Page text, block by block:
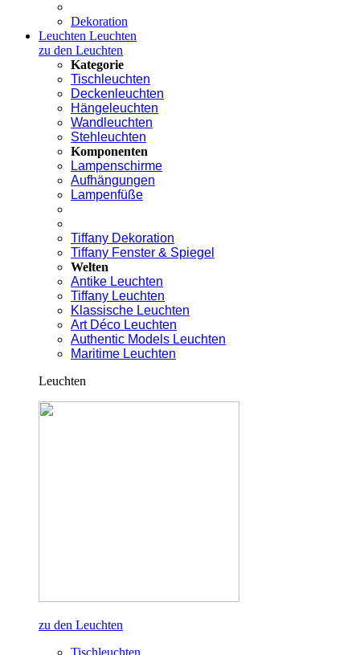
Dekoration
Leuchten Leuchten
zu den Leuchten
Kategorie
Tischleuchten
Deckenleuchten
Hängeleuchten
Wandleuchten
Stehleuchten
Komponenten
Lampenschirme
Aufhängungen
Lampenfüße
Tiffany Dekoration
Tiffany Fenster & Spiegel
Welten
Antike Leuchten
Tiffany Leuchten
Klassische Leuchten
Art Déco Leuchten
Authentic Models Leuchten
Maritime Leuchten
Leuchten
zu den Leuchten
Tischleuchten